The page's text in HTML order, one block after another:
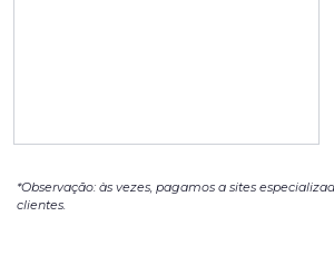
*Observação: às vezes, pagamos a sites
clientes.